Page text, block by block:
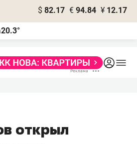
$ 82.17 € 94.84 ¥ 12.17
20.3°
открыл